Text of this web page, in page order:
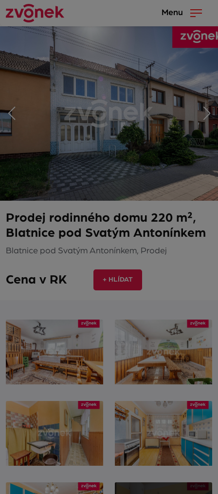
Menu
Prodej rodinného domu 220 m²,
Blatnice pod Svatým Antonínkem
Blatnice pod Svatým Antonínkem, Prodej
Cena v RK + HLÍDAT